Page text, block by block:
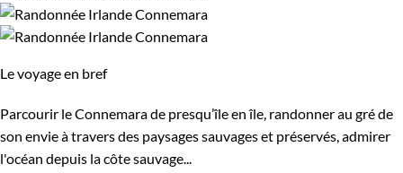
Le voyage en bref
Parcourir le Connemara de presqu’île en île, randonner au gré de
son envie à travers des paysages sauvages et préservés, admirer
l'océan depuis la côte sauvage...